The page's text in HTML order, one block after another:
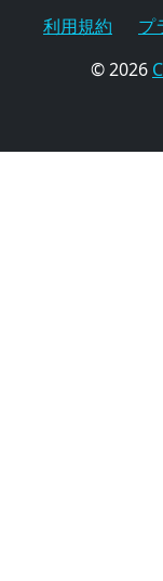
利用規約 プ
© 2026